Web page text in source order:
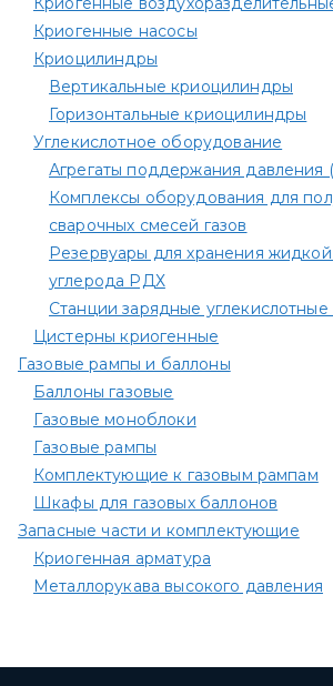
Криогенные насосы
Криоцилиндры
Вертикальные криоцилиндры
Горизонтальные криоцилиндры
Углекислотное оборудование
Агрегаты поддержания давления
Комплексы оборудования для
сварочных смесей газов
Резервуары для хранения
углерода РДХ
Станции зарядные
Цистерны криогенные
Газовые рампы и баллоны
Баллоны газовые
Газовые моноблоки
Газовые рампы
Комплектующие к газовым рампам​
Шкафы для газовых баллонов
Запасные части и комплектующие
Криогенная арматура
Металлорукава высокого давления